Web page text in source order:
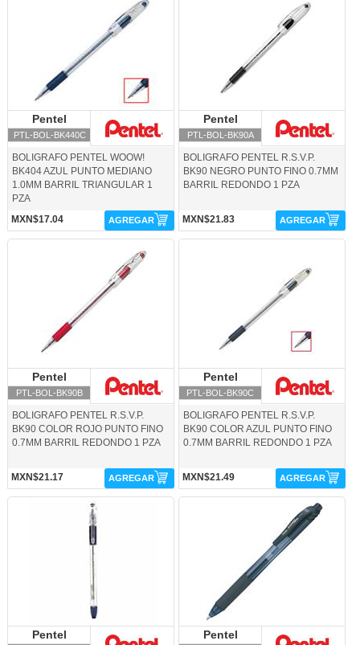
Pentel
PTL-BOL-BK440C
BOLIGRAFO PENTEL WOOW!
BK404 AZUL PUNTO MEDIANO
1.0MM BARRIL TRIANGULAR 1
PZA
MXN$17.04
AGREGAR
Pentel
PTL-BOL-BK90A
BOLIGRAFO PENTEL R.S.V.P.
BK90 NEGRO PUNTO FINO 0.7MM
BARRIL REDONDO 1 PZA
MXN$21.83 AGREGAR
Pentel
PTL-BOL-BK90B
Pentel
BOLIGRAFO PENTEL R.S.V.P.
BK90 COLOR ROJO PUNTO FINO
0.7MM BARRIL REDONDO 1 PZA
MXN$21.17 AGREGAR
Pentel
PTL-BOL-BK90C
Pentel
BOLIGRAFO PENTEL R.S.V.P.
BK90 COLOR AZUL PUNTO FINO
0.7MM BARRIL REDONDO 1 PZA
MXN$21.49 AGREGAR
PTL-BOL-BK90V-Pentel
Pentel Pentel Pentel Pentel